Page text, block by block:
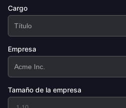
Cargo
Empresa
Tamaño de la empresa